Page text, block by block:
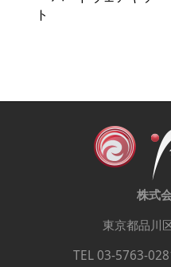
ト
株式
東京都品川
TEL 03-5763-